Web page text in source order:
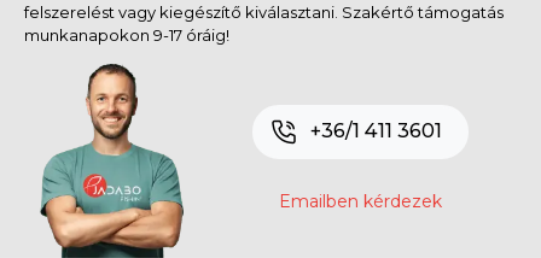
felszerelést vagy kiegészítő kiválasztani. Szakértő támogatás
munkanapokon 9-17 óráig!
+36/1 411 3601
Emailben kérdezek